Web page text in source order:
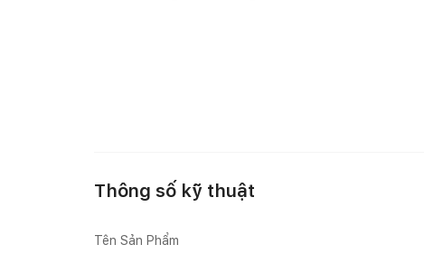
Thông số kỹ thuật
Tên Sản Phẩm